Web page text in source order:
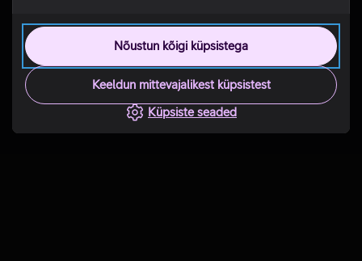
Nõustun kõigi küpsistega
Keeldun mittevajalikest küpsistest
Küpsiste seaded